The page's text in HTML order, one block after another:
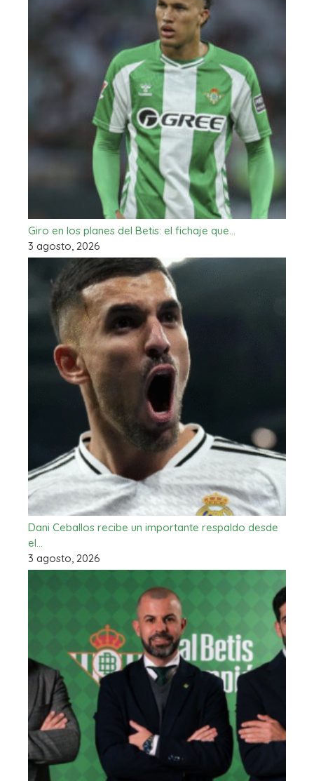
Giro en los planes del Betis: el fichaje que…
3 agosto, 2026
Dani Ceballos recibe un importante respaldo desde
el…
3 agosto, 2026